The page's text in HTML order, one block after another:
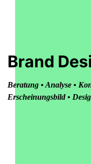
Brand
Beratung • Analyse •
Erscheinungsbild •